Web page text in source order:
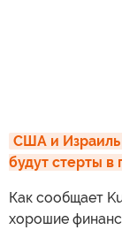
США и Израиль
будут стерты в
Как сообщает
хорошие